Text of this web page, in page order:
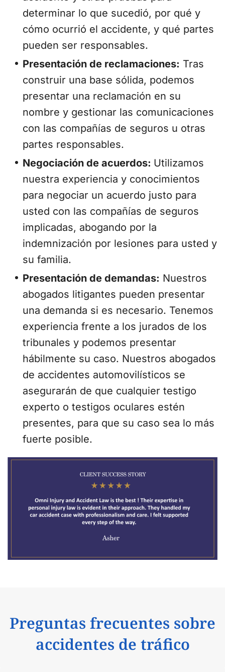
determinar lo que sucedió, por qué y
cómo ocurrió el accidente, y qué partes
pueden ser responsables.
Presentación de reclamaciones: Tras
construir una base sólida, podemos
presentar una reclamación en su
nombre y gestionar las comunicaciones
con las compañías de seguros u otras
partes responsables.
Negociación de acuerdos: Utilizamos
nuestra experiencia y conocimientos
para negociar un acuerdo justo para
usted con las compañías de seguros
implicadas, abogando por la
indemnización por lesiones para usted y
su familia.
Presentación de demandas: Nuestros
abogados litigantes pueden presentar
una demanda si es necesario. Tenemos
experiencia frente a los jurados de los
tribunales y podemos presentar
hábilmente su caso. Nuestros abogados
de accidentes automovilísticos se
asegurarán de que cualquier testigo
experto o testigos oculares estén
presentes, para que su caso sea lo más
fuerte posible.
Preguntas frecuentes sobre
accidentes de tráfico